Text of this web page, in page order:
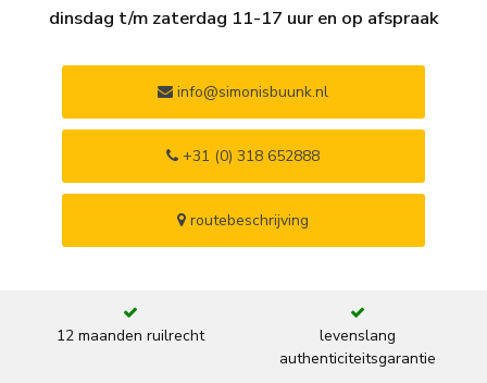
dinsdag t/m zaterdag 11-17 uur en op afspraak
info@simonisbuunk.nl
+31 (0) 318 652888
routebeschrijving
12 maanden ruilrecht
levenslang
authenticiteitsgarantie